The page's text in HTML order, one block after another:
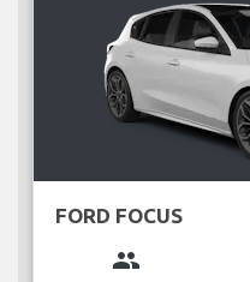
FORD FOCUS
group